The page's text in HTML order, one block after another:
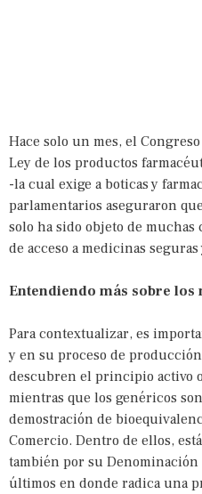
Hace solo un mes, el
Ley de los productos
-la cual exige a boticas y
parlamentarios aseguraron
solo ha sido objeto de muchas
de acceso a medicinas
Entendiendo más sobre los
Para contextualizar, es
y en su proceso de
descubren el principio activo
mientras que los genéricos
demostración de
Comercio. Dentro de ellos,
también por su
últimos en donde radica una